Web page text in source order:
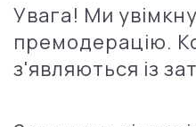
Увага! Ми
премодерацію.
з'являються із